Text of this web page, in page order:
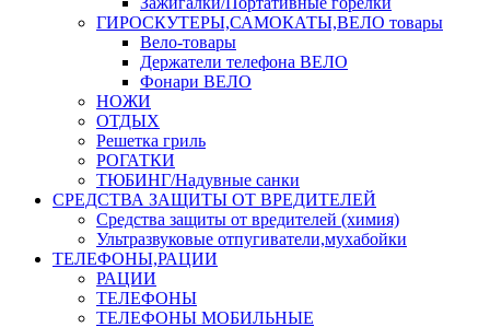
ГИРОСКУТЕРЫ,САМОКАТЫ,ВЕЛО товары
Вело-товары
Держатели телефона ВЕЛО
Фонари ВЕЛО
НОЖИ
ОТДЫХ
Решетка гриль
РОГАТКИ
ТЮБИНГ/Надувные санки
СРЕДСТВА ЗАЩИТЫ ОТ ВРЕДИТЕЛЕЙ
Средства защиты от вредителей (химия)
Ультразвуковые отпугиватели,мухабойки
ТЕЛЕФОНЫ,РАЦИИ
РАЦИИ
ТЕЛЕФОНЫ
ТЕЛЕФОНЫ МОБИЛЬНЫЕ